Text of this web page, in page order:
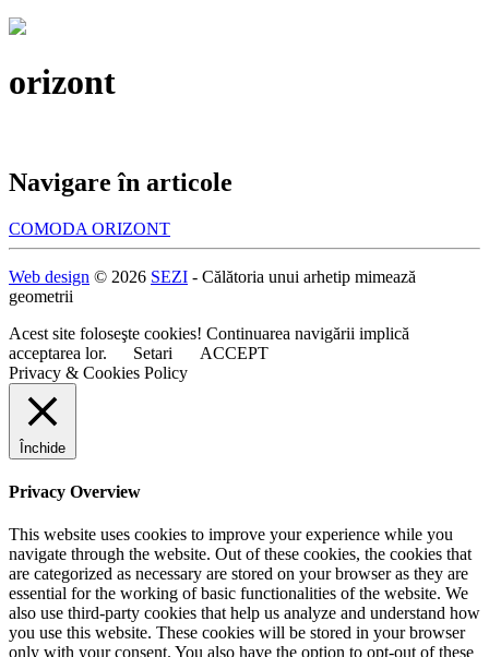
orizont
Navigare în articole
COMODA ORIZONT
Web design © 2026 SEZI - Călătoria unui arhetip mimează
geometrii
Acest site foloseşte cookies! Continuarea navigării implică
acceptarea lor.
Setari
ACCEPT
Privacy & Cookies Policy
Închide
Privacy Overview
This website uses cookies to improve your experience while you
navigate through the website. Out of these cookies, the cookies that
are categorized as necessary are stored on your browser as they are
essential for the working of basic functionalities of the website. We
also use third-party cookies that help us analyze and understand how
you use this website. These cookies will be stored in your browser
only with your consent. You also have the option to opt-out of these